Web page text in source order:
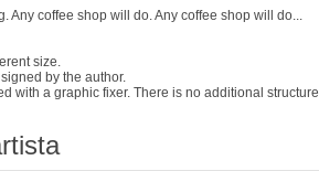
Any coffee shop will do. Any coffee shop will do...
size.
by the author.
with a graphic fixer. There is no additional structure.